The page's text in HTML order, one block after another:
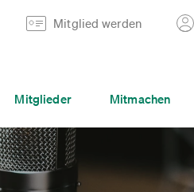
Mitglied werden
Mitglieder Mitmachen